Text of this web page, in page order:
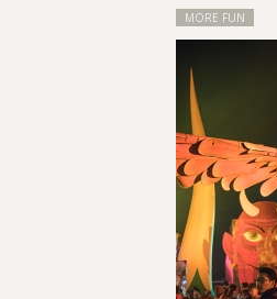
MORE FUN